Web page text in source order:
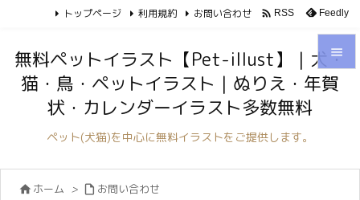



トップページ 利用規約 お問い合わせ  RSS Feedly
無料ペットイラスト【Pet-illust】｜犬・
猫・鳥・ペットイラスト｜ぬりえ・年賀
状・カレンダーイラスト多数無料
ペット(犬猫)を中心に無料イラストをご提供します。
 ホーム >  お問い合わせ